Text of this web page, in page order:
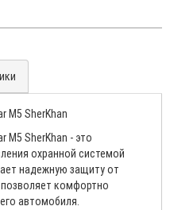
M5 SherKhan
M5 SherKhan - это
охранной системой
надежную защиту от
комфортно
автомобиля.